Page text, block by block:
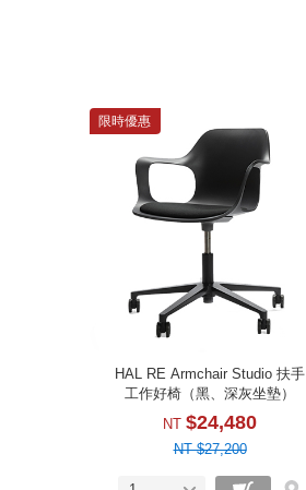
限時優惠
HAL RE Armchair Studio 扶手
工作好椅（黑、深灰坐墊）
NT $24,480
NT $27,200